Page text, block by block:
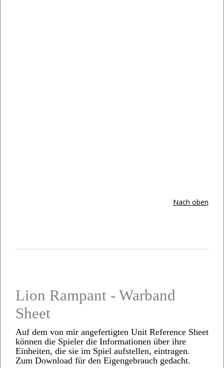
Nach oben
Lion Rampant - Warband
Sheet
Auf dem von mir angefertigten Unit Reference Sheet
können die Spieler die Informationen über ihre
Einheiten, die sie im Spiel aufstellen, eintragen.
Zum Download für den Eigengebrauch gedacht.